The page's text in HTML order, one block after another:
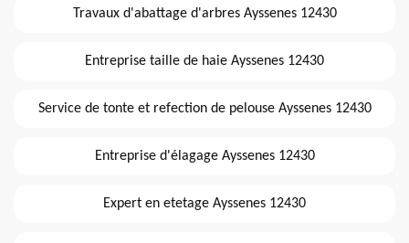
Travaux d'abattage d'arbres Ayssenes 12430
Entreprise taille de haie Ayssenes 12430
Service de tonte et refection de pelouse Ayssenes 12430
Entreprise d'élagage Ayssenes 12430
Expert en etetage Ayssenes 12430